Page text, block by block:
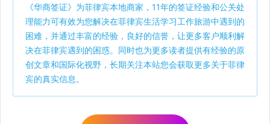
《华商签证》为菲律宾本地商家，11年的签证经验和公关处
理能力可有效为您解决在菲律宾生活学习工作旅游中遇到的
困难，并通过丰富的经验，良好的信誉，让更多客户顺利解
决在菲律宾遇到的困惑。同时也为更多读者提供有经验的原
创文章和国际化视野，长期关注本站您会获取更多关于菲律
宾的真实信息。